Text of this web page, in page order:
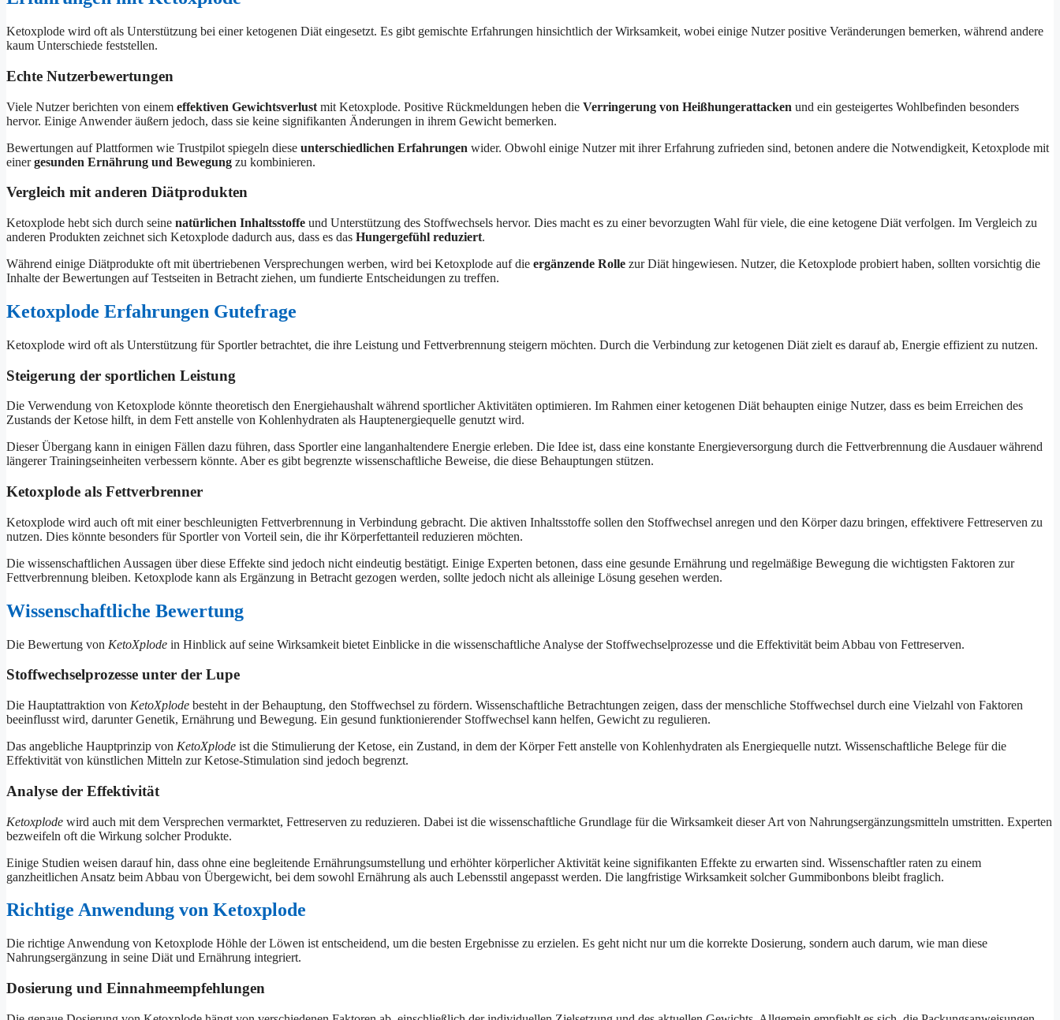
Ketoxplode wird oft als Unterstützung bei einer ketogenen Diät eingesetzt. Es gibt gemischte Erfahrungen hinsichtlich der Wirksamkeit, wobei einige Nutzer positive Veränderungen bemerken, während andere
kaum Unterschiede feststellen.
Echte Nutzerbewertungen
Viele Nutzer berichten von einem effektiven Gewichtsverlust mit Ketoxplode. Positive Rückmeldungen heben die Verringerung von Heißhungerattacken und ein gesteigertes Wohlbefinden besonders
hervor. Einige Anwender äußern jedoch, dass sie keine signifikanten Änderungen in ihrem Gewicht bemerken.
Bewertungen auf Plattformen wie Trustpilot spiegeln diese unterschiedlichen Erfahrungen wider. Obwohl einige Nutzer mit ihrer Erfahrung zufrieden sind, betonen andere die Notwendigkeit, Ketoxplode mit
einergesunden Ernährung und Bewegung zu kombinieren.
Vergleich mit anderen Diätprodukten
Ketoxplode hebt sich durch seine natürlichen Inhaltsstoffe und Unterstützung des Stoffwechsels hervor. Dies macht es zu einer bevorzugten Wahl für viele, die eine ketogene Diät verfolgen. Im Vergleich zu
anderen Produkten zeichnet sich Ketoxplode dadurch aus, dass es das Hungergefühl reduziert.
Während einige Diätprodukte oft mit übertriebenen Versprechungen werben, wird bei Ketoxplode auf die ergänzende Rolle zur Diät hingewiesen. Nutzer, die Ketoxplode probiert haben, sollten vorsichtig die
Inhalte der Bewertungen auf Testseiten in Betracht ziehen, um fundierte Entscheidungen zu treffen.
Ketoxplode Erfahrungen Gutefrage
Ketoxplode wird oft als Unterstützung für Sportler betrachtet, die ihre Leistung und Fettverbrennung steigern möchten. Durch die Verbindung zur ketogenen Diät zielt es darauf ab, Energie effizient zu nutzen.
Steigerung der sportlichen Leistung
Die Verwendung von Ketoxplode könnte theoretisch den Energiehaushalt während sportlicher Aktivitäten optimieren. Im Rahmen einer ketogenen Diät behaupten einige Nutzer, dass es beim Erreichen des
Zustands der Ketose hilft, in dem Fett anstelle von Kohlenhydraten als Hauptenergiequelle genutzt wird.
Dieser Übergang kann in einigen Fällen dazu führen, dass Sportler eine langanhaltendere Energie erleben. Die Idee ist, dass eine konstante Energieversorgung durch die Fettverbrennung die Ausdauer während
längerer Trainingseinheiten verbessern könnte. Aber es gibt begrenzte wissenschaftliche Beweise, die diese Behauptungen stützen.
Ketoxplode als Fettverbrenner
Ketoxplode wird auch oft mit einer beschleunigten Fettverbrennung in Verbindung gebracht. Die aktiven Inhaltsstoffe sollen den Stoffwechsel anregen und den Körper dazu bringen, effektivere Fettreserven zu
nutzen. Dies könnte besonders für Sportler von Vorteil sein, die ihr Körperfettanteil reduzieren möchten.
Die wissenschaftlichen Aussagen über diese Effekte sind jedoch nicht eindeutig bestätigt. Einige Experten betonen, dass eine gesunde Ernährung und regelmäßige Bewegung die wichtigsten Faktoren zur
Fettverbrennung bleiben. Ketoxplode kann als Ergänzung in Betracht gezogen werden, sollte jedoch nicht als alleinige Lösung gesehen werden.
Wissenschaftliche Bewertung
Die Bewertung von KetoXplode in Hinblick auf seine Wirksamkeit bietet Einblicke in die wissenschaftliche Analyse der Stoffwechselprozesse und die Effektivität beim Abbau von Fettreserven.
Stoffwechselprozesse unter der Lupe
Die Hauptattraktion von KetoXplode besteht in der Behauptung, den Stoffwechsel zu fördern. Wissenschaftliche Betrachtungen zeigen, dass der menschliche Stoffwechsel durch eine Vielzahl von Faktoren
beeinflusst wird, darunter Genetik, Ernährung und Bewegung. Ein gesund funktionierender Stoffwechsel kann helfen, Gewicht zu regulieren.
Das angebliche Hauptprinzip von KetoXplode ist die Stimulierung der Ketose, ein Zustand, in dem der Körper Fett anstelle von Kohlenhydraten als Energiequelle nutzt. Wissenschaftliche Belege für die
Effektivität von künstlichen Mitteln zur Ketose-Stimulation sind jedoch begrenzt.
Analyse der Effektivität
Ketoxplode wird auch mit dem Versprechen vermarktet, Fettreserven zu reduzieren. Dabei ist die wissenschaftliche Grundlage für die Wirksamkeit dieser Art von Nahrungsergänzungsmitteln umstritten. Experten
bezweifeln oft die Wirkung solcher Produkte.
Einige Studien weisen darauf hin, dass ohne eine begleitende Ernährungsumstellung und erhöhter körperlicher Aktivität keine signifikanten Effekte zu erwarten sind. Wissenschaftler raten zu einem
ganzheitlichen Ansatz beim Abbau von Übergewicht, bei dem sowohl Ernährung als auch Lebensstil angepasst werden. Die langfristige Wirksamkeit solcher Gummibonbons bleibt fraglich.
Richtige Anwendung von Ketoxplode
Die richtige Anwendung von Ketoxplode Höhle der Löwen ist entscheidend, um die besten Ergebnisse zu erzielen. Es geht nicht nur um die korrekte Dosierung, sondern auch darum, wie man diese
Nahrungsergänzung in seine Diät und Ernährung integriert.
Dosierung und Einnahmeempfehlungen